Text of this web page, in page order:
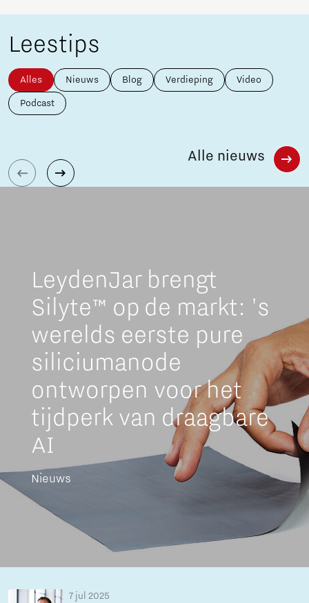
Leestips
Alles Nieuws Blog Verdieping Video
Podcast
LeydenJar brengt
Silyte™ op de markt: 's
werelds eerste pure
siliciumanode
ontworpen voor het
tijdperk van draagbare
AI
Nieuws
7 jul 2025
Alle nieuws